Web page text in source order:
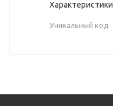
Характеристики
Уникальный код